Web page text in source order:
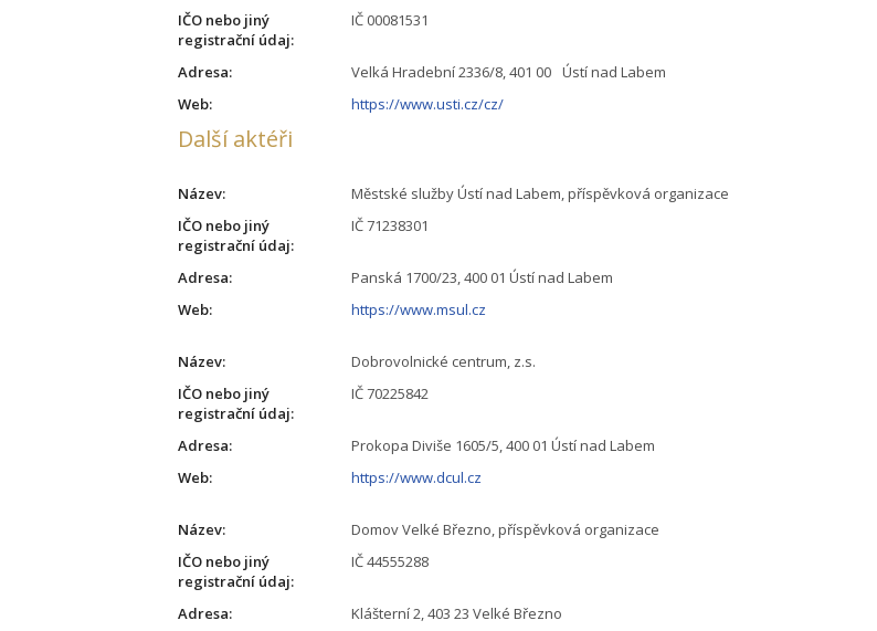
IČO nebo jiný
registrační údaj:
IČ 00081531
Adresa:
Velká Hradební 2336/8, 401 00 Ústí nad Labem
Web:
https://www.usti.cz/cz/
Další aktéři
Název:
Městské služby Ústí nad Labem, příspěvková organizace
IČO nebo jiný
registrační údaj:
IČ 71238301
Adresa:
Panská 1700/23, 400 01 Ústí nad Labem
Web:
https://www.msul.cz
Název:
Dobrovolnické centrum, z.s.
IČO nebo jiný
registrační údaj:
IČ 70225842
Adresa:
Prokopa Diviše 1605/5, 400 01 Ústí nad Labem
Web:
https://www.dcul.cz
Název:
Domov Velké Březno, příspěvková organizace
IČO nebo jiný
registrační údaj:
IČ 44555288
Adresa:
Klášterní 2, 403 23 Velké Březno